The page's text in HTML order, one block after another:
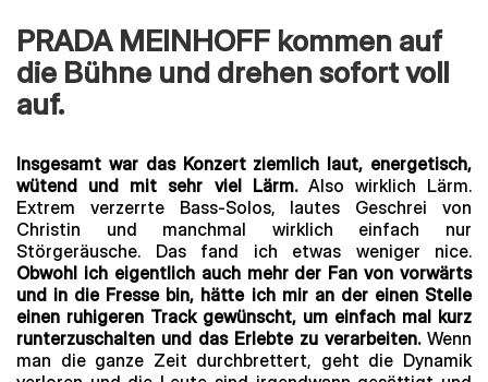
PRADA MEINHOFF kommen auf
die Bühne und drehen sofort voll
auf.
Insgesamt war das Konzert ziemlich laut, energetisch,
wütend und mit sehr viel Lärm.Also wirklich Lärm.
Extrem verzerrte Bass-Solos, lautes Geschrei von
Christin und manchmal wirklich einfach nur
Störgeräusche. Das fand ich etwas weniger nice.
Obwohl ich eigentlich auch mehr der Fan von vorwärts
und in die Fresse bin, hätte ich mir an der einen Stelle
einen ruhigeren Track gewünscht, um einfach mal kurz
runterzuschalten und das Erlebte zu verarbeiten.Wenn
man die ganze Zeit durchbrettert, geht die Dynamik